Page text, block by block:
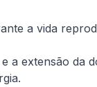
a vida
extensão